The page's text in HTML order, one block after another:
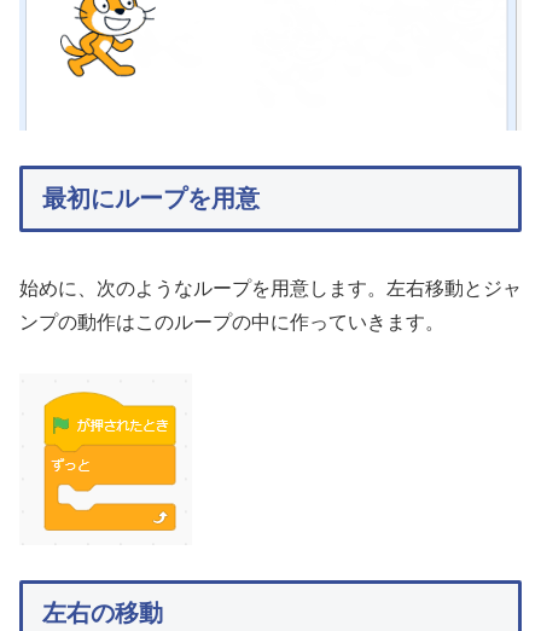
最初にループを用意
始めに、次のようなループを用意します。左右移動とジャ
ンプの動作はこのループの中に作っていきます。
左右の移動